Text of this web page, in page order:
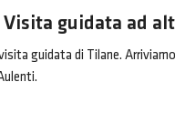
Visita guidata ad
guidata di Tilane.